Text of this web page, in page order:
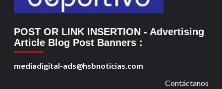
POST OR LINK INSERTION - Advertising
Article Blog Post Banners :
mediadigital-ads@hsbnoticias.com
Contáctanos